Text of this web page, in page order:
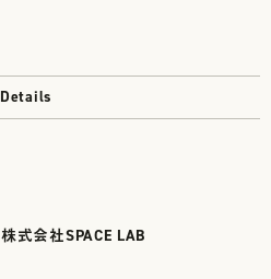
Details
株式会社SPACE LAB